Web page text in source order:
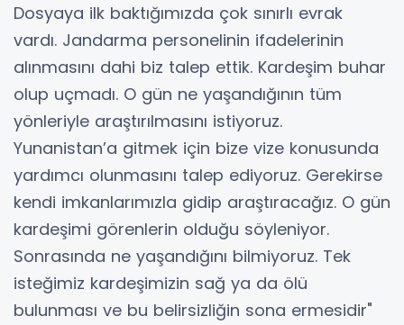
Dosyaya ilk baktığımızda çok sınırlı evrak
vardı. Jandarma personelinin ifadelerinin
alınmasını dahi biz talep ettik. Kardeşim buhar
olup uçmadı. O gün ne yaşandığının tüm
yönleriyle araştırılmasını istiyoruz.
Yunanistan’a gitmek için bize vize konusunda
yardımcı olunmasını talep ediyoruz. Gerekirse
kendi imkanlarımızla gidip araştıracağız. O gün
kardeşimi görenlerin olduğu söyleniyor.
Sonrasında ne yaşandığını bilmiyoruz. Tek
isteğimiz kardeşimizin sağ ya da ölü
bulunması ve bu belirsizliğin sona ermesidir"